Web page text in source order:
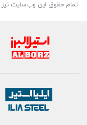
تمام حقوق اين وب‌سايت نیز